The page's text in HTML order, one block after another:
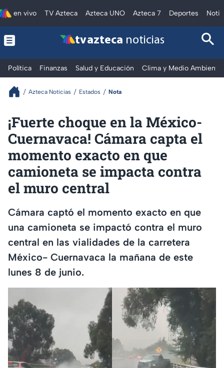
en vivo TV Azteca Azteca UNO Azteca 7 Deportes
tv azteca noticias
Política Finanzas Salud y Educación Clima y Medio Ambiente
Azteca Noticias Estados Nota
¡Fuerte choque en la México-
Cuernavaca! Cámara capta el
momento exacto en que
camioneta se impacta contra
el muro central
Cámara captó el momento exacto en que
una camioneta se impactó contra el muro
central en las vialidades de la carretera
México- Cuernavaca la mañana de este
lunes 8 de junio.